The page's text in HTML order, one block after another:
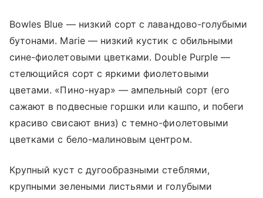
Bowles Blue — низкий сорт с лавандово-голубыми
бутонами. Marie — низкий кустик с обильными
сине-фиолетовыми цветками. Double Purple —
стелющийся сорт с яркими фиолетовыми
цветами. «Пино-нуар» — ампельный сорт (его
сажают в подвесные горшки или кашпо, и побеги
красиво свисают вниз) с темно-фиолетовыми
цветками с бело-малиновым центром.
Крупный куст с дугообразными стеблями,
крупными зелеными листьями и голубыми